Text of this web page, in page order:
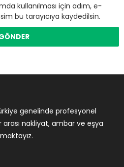
kullanılması için adım, e-
bu tarayıcıya kaydedilsin.
genelinde profesyonel
nakliyat, ambar ve eşya